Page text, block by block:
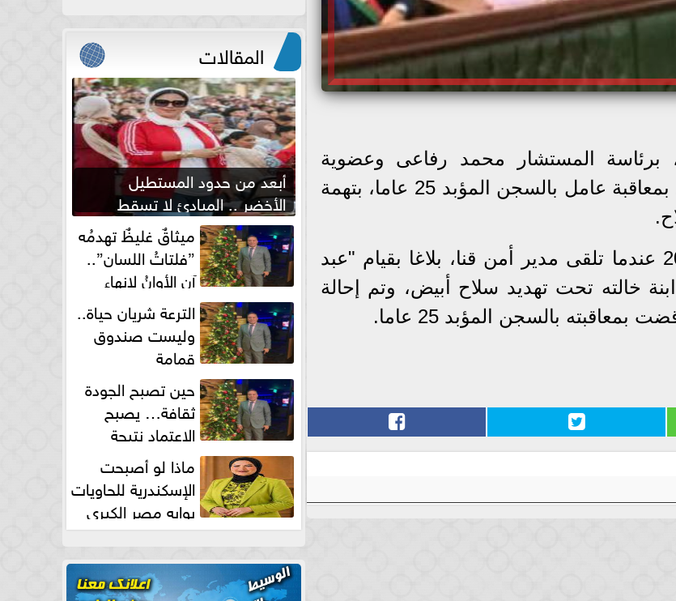
المستشار محمد رفاعى وعضوية
المستشارين محمد زين ومصطفى الجاحر، بمعاقبة عامل بالسجن المؤبد 25 عاما، بتهمة
تعود أحداث القضية إلى شهر مارس 2020 عندما تلقى مدير أمن قنا، بلاغا بقيام "عبد
خالته تحت تهديد سلاح أبيض، وتم إحالة
بالسجن المؤبد 25 عاما.
المقالات
أبعد من حدود المستطيل
الأخضر .. المبادئ لا تسقط
بصفارة الحكم ميثاقٌ غليظٌ تهدمُه
”فلتاتُ اللسان”..
آن الأوانُ لإنهاءِ
فوضى الطلاق الشفهي!الترعة شريان حياة..
وليست صندوق
قمامة
حين تصبح الجودة
ثقافة… يصبح
الاعتماد نتيجة
طبيعية
ماذا لو أصبحت
الإسكندرية للحاويات
بوابه مصر الكبري
للتجارة العالمية بقلم د...